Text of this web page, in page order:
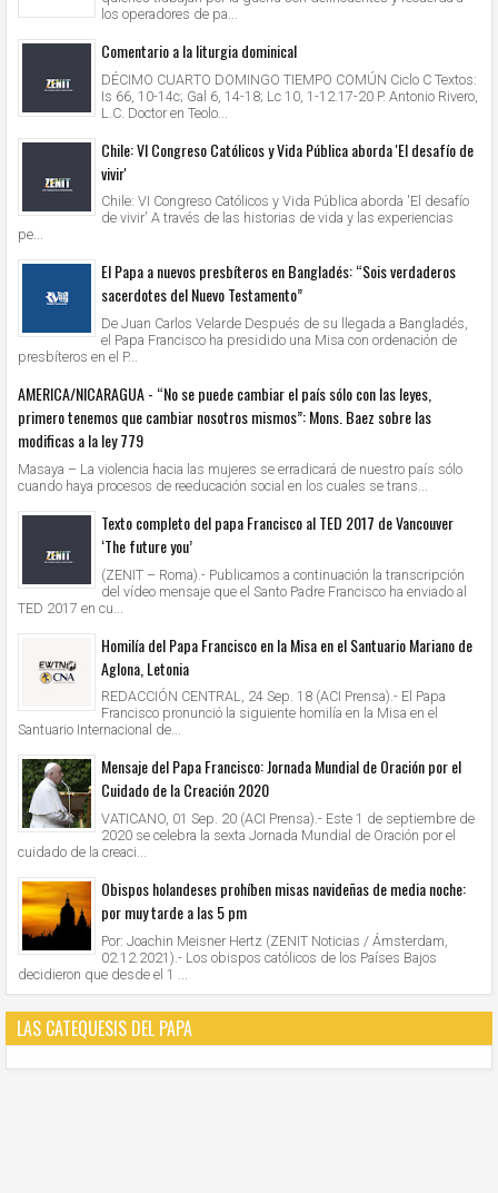
los operadores de pa...
Comentario a la liturgia dominical
DÉCIMO CUARTO DOMINGO TIEMPO COMÚN Ciclo C Textos:
Is 66, 10-14c; Gal 6, 14-18; Lc 10, 1-12.17-20 P. Antonio Rivero,
L.C. Doctor en Teolo...
Chile: VI Congreso Católicos y Vida Pública aborda 'El desafío de
vivir'
Chile: VI Congreso Católicos y Vida Pública aborda 'El desafío
de vivir' A través de las historias de vida y las experiencias
pe...
El Papa a nuevos presbíteros en Bangladés: “Sois verdaderos
sacerdotes del Nuevo Testamento”
De Juan Carlos Velarde Después de su llegada a Bangladés,
el Papa Francisco ha presidido una Misa con ordenación de
presbíteros en el P...
AMERICA/NICARAGUA - “No se puede cambiar el país sólo con las leyes,
primero tenemos que cambiar nosotros mismos”: Mons. Baez sobre las
modificas a la ley 779
Masaya – La violencia hacia las mujeres se erradicará de nuestro país sólo
cuando haya procesos de reeducación social en los cuales se trans...
Texto completo del papa Francisco al TED 2017 de Vancouver
‘The future you’
(ZENIT – Roma).- Publicamos a continuación la transcripción
del vídeo mensaje que el Santo Padre Francisco ha enviado al
TED 2017 en cu...
Homilía del Papa Francisco en la Misa en el Santuario Mariano de
Aglona, Letonia
REDACCIÓN CENTRAL, 24 Sep. 18 (ACI Prensa).- El Papa
Francisco pronunció la siguiente homilía en la Misa en el
Santuario Internacional de...
Mensaje del Papa Francisco: Jornada Mundial de Oración por el
Cuidado de la Creación 2020
VATICANO, 01 Sep. 20 (ACI Prensa).- Este 1 de septiembre de
2020 se celebra la sexta Jornada Mundial de Oración por el
cuidado de la creaci...
Obispos holandeses prohíben misas navideñas de media noche:
por muy tarde a las 5 pm
Por: Joachin Meisner Hertz (ZENIT Noticias / Ámsterdam,
02.12.2021).- Los obispos católicos de los Países Bajos
decidieron que desde el 1 ...
LAS CATEQUESIS DEL PAPA